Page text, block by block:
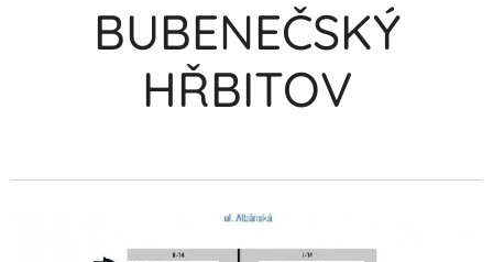
BUBENEČSKÝ
HŘBITOV